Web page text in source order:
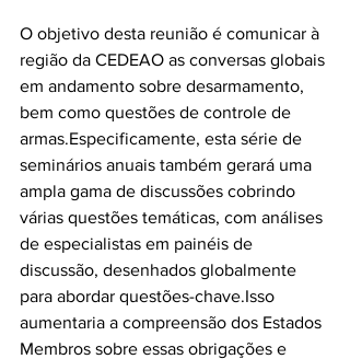
O objetivo desta reunião é comunicar à
região da CEDEAO as conversas globais
em andamento sobre desarmamento,
bem como questões de controle de
armas.Especificamente, esta série de
seminários anuais também gerará uma
ampla gama de discussões cobrindo
várias questões temáticas, com análises
de especialistas em painéis de
discussão, desenhados globalmente
para abordar questões-chave.Isso
aumentaria a compreensão dos Estados
Membros sobre essas obrigações e